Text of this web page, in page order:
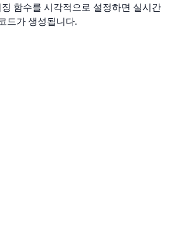
함수를 시각적으로 설정하면 실시간
드가 생성됩니다.